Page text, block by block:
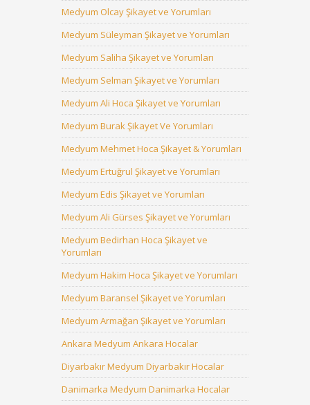
Medyum Olcay Şikayet ve Yorumları
Medyum Süleyman Şikayet ve Yorumları
Medyum Saliha Şikayet ve Yorumları
Medyum Selman Şikayet ve Yorumları
Medyum Ali Hoca Şikayet ve Yorumları
Medyum Burak Şikayet Ve Yorumları
Medyum Mehmet Hoca Şikayet & Yorumları
Medyum Ertuğrul Şikayet ve Yorumları
Medyum Edis Şikayet ve Yorumları
Medyum Ali Gürses Şikayet ve Yorumları
Medyum Bedirhan Hoca Şikayet ve
Yorumları
Medyum Hakim Hoca Şikayet ve Yorumları
Medyum Baransel Şikayet ve Yorumları
Medyum Armağan Şikayet ve Yorumları
Ankara Medyum Ankara Hocalar
Diyarbakır Medyum Diyarbakır Hocalar
Danimarka Medyum Danimarka Hocalar